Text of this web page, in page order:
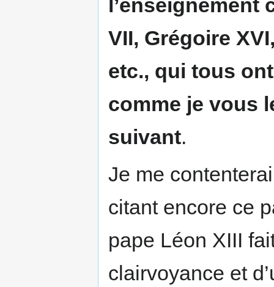
l’enseignement
VII, Grégoire
etc., qui tous
comme je vous
suivant.
Je me
citant encore ce
pape Léon XIII
clairvoyance et